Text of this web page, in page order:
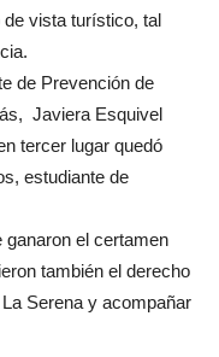
de vista turístico, tal
de Prevención de
Javiera Esquivel
tercer lugar quedó
estudiante de
el certamen
también el derecho
Serena y acompañar